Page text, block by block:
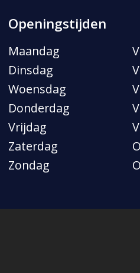
Openingstijden
Maandag
Dinsdag
Woensdag
Donderdag
Vrijdag
Zaterdag
Zondag